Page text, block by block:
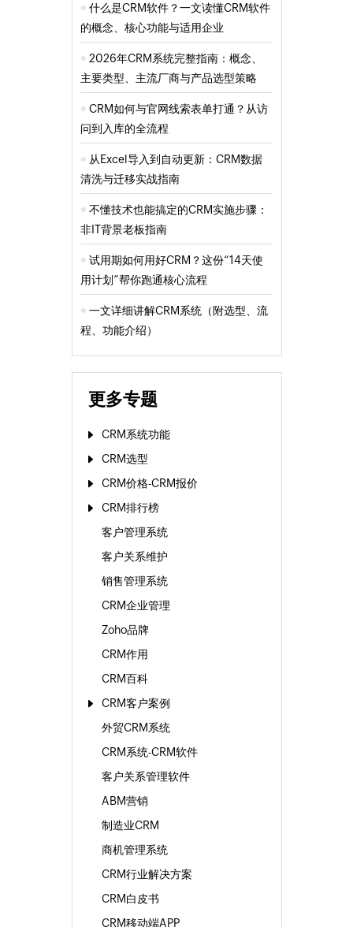
什么是CRM软件？一文读懂CRM软件
的概念、核心功能与适用企业
2026年CRM系统完整指南：概念、
主要类型、主流厂商与产品选型策略
CRM如何与官网线索表单打通？从访
问到入库的全流程
从Excel导入到自动更新：CRM数据
清洗与迁移实战指南
不懂技术也能搞定的CRM实施步骤：
非IT背景老板指南
试用期如何用好CRM？这份“14天使
用计划”帮你跑通核心流程
一文详细讲解CRM系统（附选型、流
程、功能介绍）
更多专题
CRM系统功能
CRM选型
CRM价格-CRM报价
CRM排行榜
客户管理系统
客户关系维护
销售管理系统
CRM企业管理
Zoho品牌
CRM作用
CRM百科
CRM客户案例
外贸CRM系统
CRM系统-CRM软件
客户关系管理软件
ABM营销
制造业CRM
商机管理系统
CRM行业解决方案
CRM白皮书
CRM移动端APP